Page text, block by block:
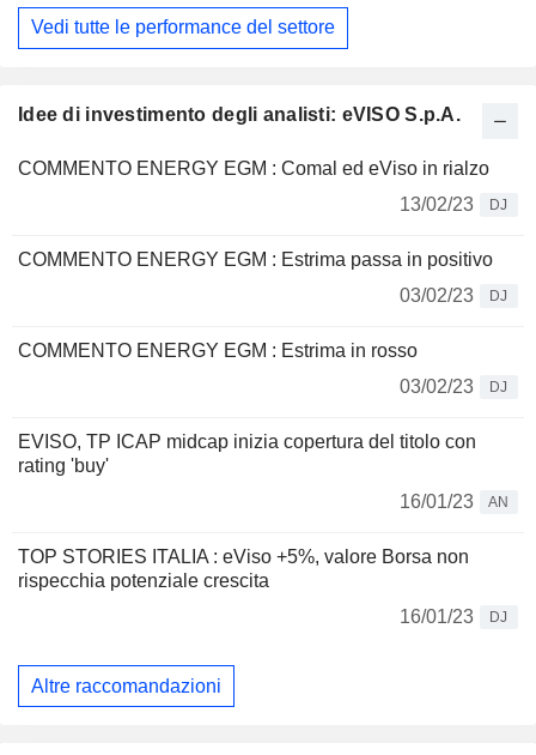
Idee di investimento degli analisti: eVISO S.p.A.
COMMENTO ENERGY EGM : Comal ed eViso in rialzo
13/02/23
DJ
COMMENTO ENERGY EGM : Estrima passa in positivo
03/02/23
DJ
COMMENTO ENERGY EGM : Estrima in rosso
03/02/23
DJ
EVISO, TP ICAP midcap inizia copertura del titolo con
rating 'buy'
16/01/23
AN
TOP STORIES ITALIA : eViso +5%, valore Borsa non
rispecchia potenziale crescita
16/01/23
DJ
Altre raccomandazioni
Vedi tutte le performance del settore